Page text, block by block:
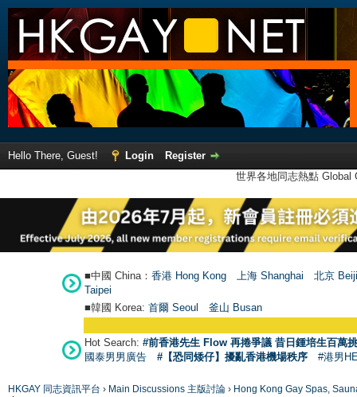
Hello There, Guest! Login
Register
世界各地同志熱點
■中國 China： 香港 Hong Kong 上海 Shanghai
北京
Taipei
■韓國 Korea: 首爾 Seoul 釜山 Busan
Hot Search: #前香港先生 Flow 再捲爭議 昔日鍾培生百萬
國泰男男廣告
#【恐同矮仔】擾亂香港機場秩序 #港男
HKGAY 同志資訊平台 › Main Discussions 主版討論 › Hong Kong Gay Spas,